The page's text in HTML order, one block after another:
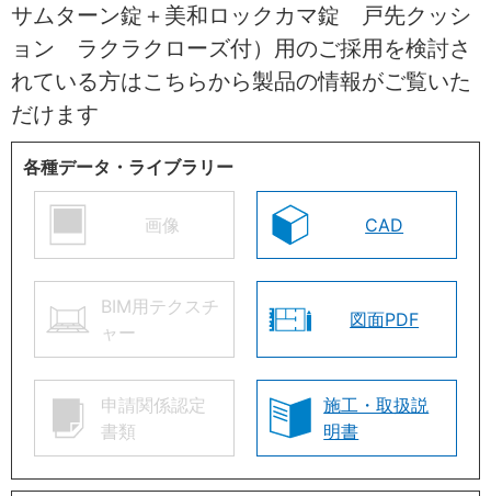
サムターン錠＋美和ロックカマ錠 戸先クッシ
ョン ラクラクローズ付）用のご採用を検討さ
れている方はこちらから製品の情報がご覧いた
だけます
各種データ・ライブラリー
画像 CAD
BIM用テクスチ
ャー
図面PDF
申請関係認定
書類
施工・取扱説
明書